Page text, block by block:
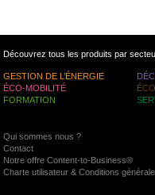
Découvrez tous les produits par
GESTION DE L’ÉNERGIE
ÉCO-MOBILITÉ
FORMATION
Qui sommes nous ?
Contact
Notre offre Content-to-Business®
Charte utilisateur & Conditions